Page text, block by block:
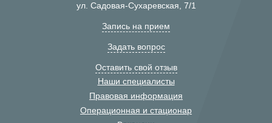
ул. Садовая-Сухаревская, 7/1
Запись на прием
Задать вопрос
Оставить свой отзыв
Наши специалисты
Правовая информация
Операционная и стационар